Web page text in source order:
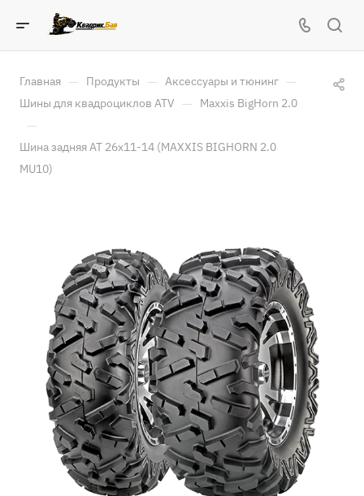
Главная — Продукты — Аксессуары и тюнинг —
Шины для квадроциклов ATV — Maxxis BigHorn 2.0
—
Шина задняя AT 26x11-14 (MAXXIS BIGHORN 2.0
MU10)